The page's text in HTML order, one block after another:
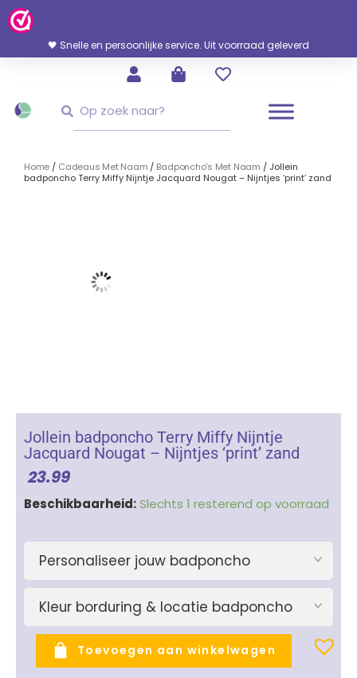
Ga
Naar
Inhoud
🖤 Snelle en persoonlijke service. Uit voorraad geleverd
Home / Cadeaus Met Naam / Badponcho's Met Naam / Jollein
badponcho Terry Miffy Nijntje Jacquard Nougat – Nijntjes ‘print’ zand
Jollein badponcho Terry Miffy Nijntje
Jacquard Nougat – Nijntjes ‘print’ zand
23.99
Beschikbaarheid:Slechts 1 resterend op voorraad
Personaliseer jouw badponcho
Kleur borduring & locatie badponcho
Jollein
Terry
Miffy
Jacquard
Nougat
-
Nijntjes
Toevoegen aan winkelwagen